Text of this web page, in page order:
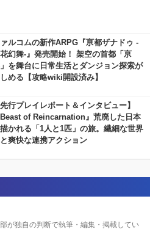
ルコムの新作ARPG『亰都ザナドゥ -
幻舞-』発売開始！ 架空の首都「亰
を舞台に日常生活とダンジョン探索が
める【攻略wiki開設済み】
先行プレイレポート＆インタビュー】
Beast of Reincarnation』荒廃した日本
かれる「1人と1匹」の旅。繊細な世界
爽快な連携アクション
が独自の判断で執筆・編集・掲載してい